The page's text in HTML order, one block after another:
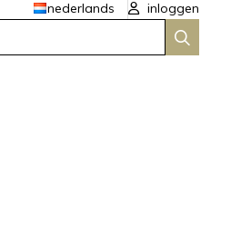
nederlands
inloggen